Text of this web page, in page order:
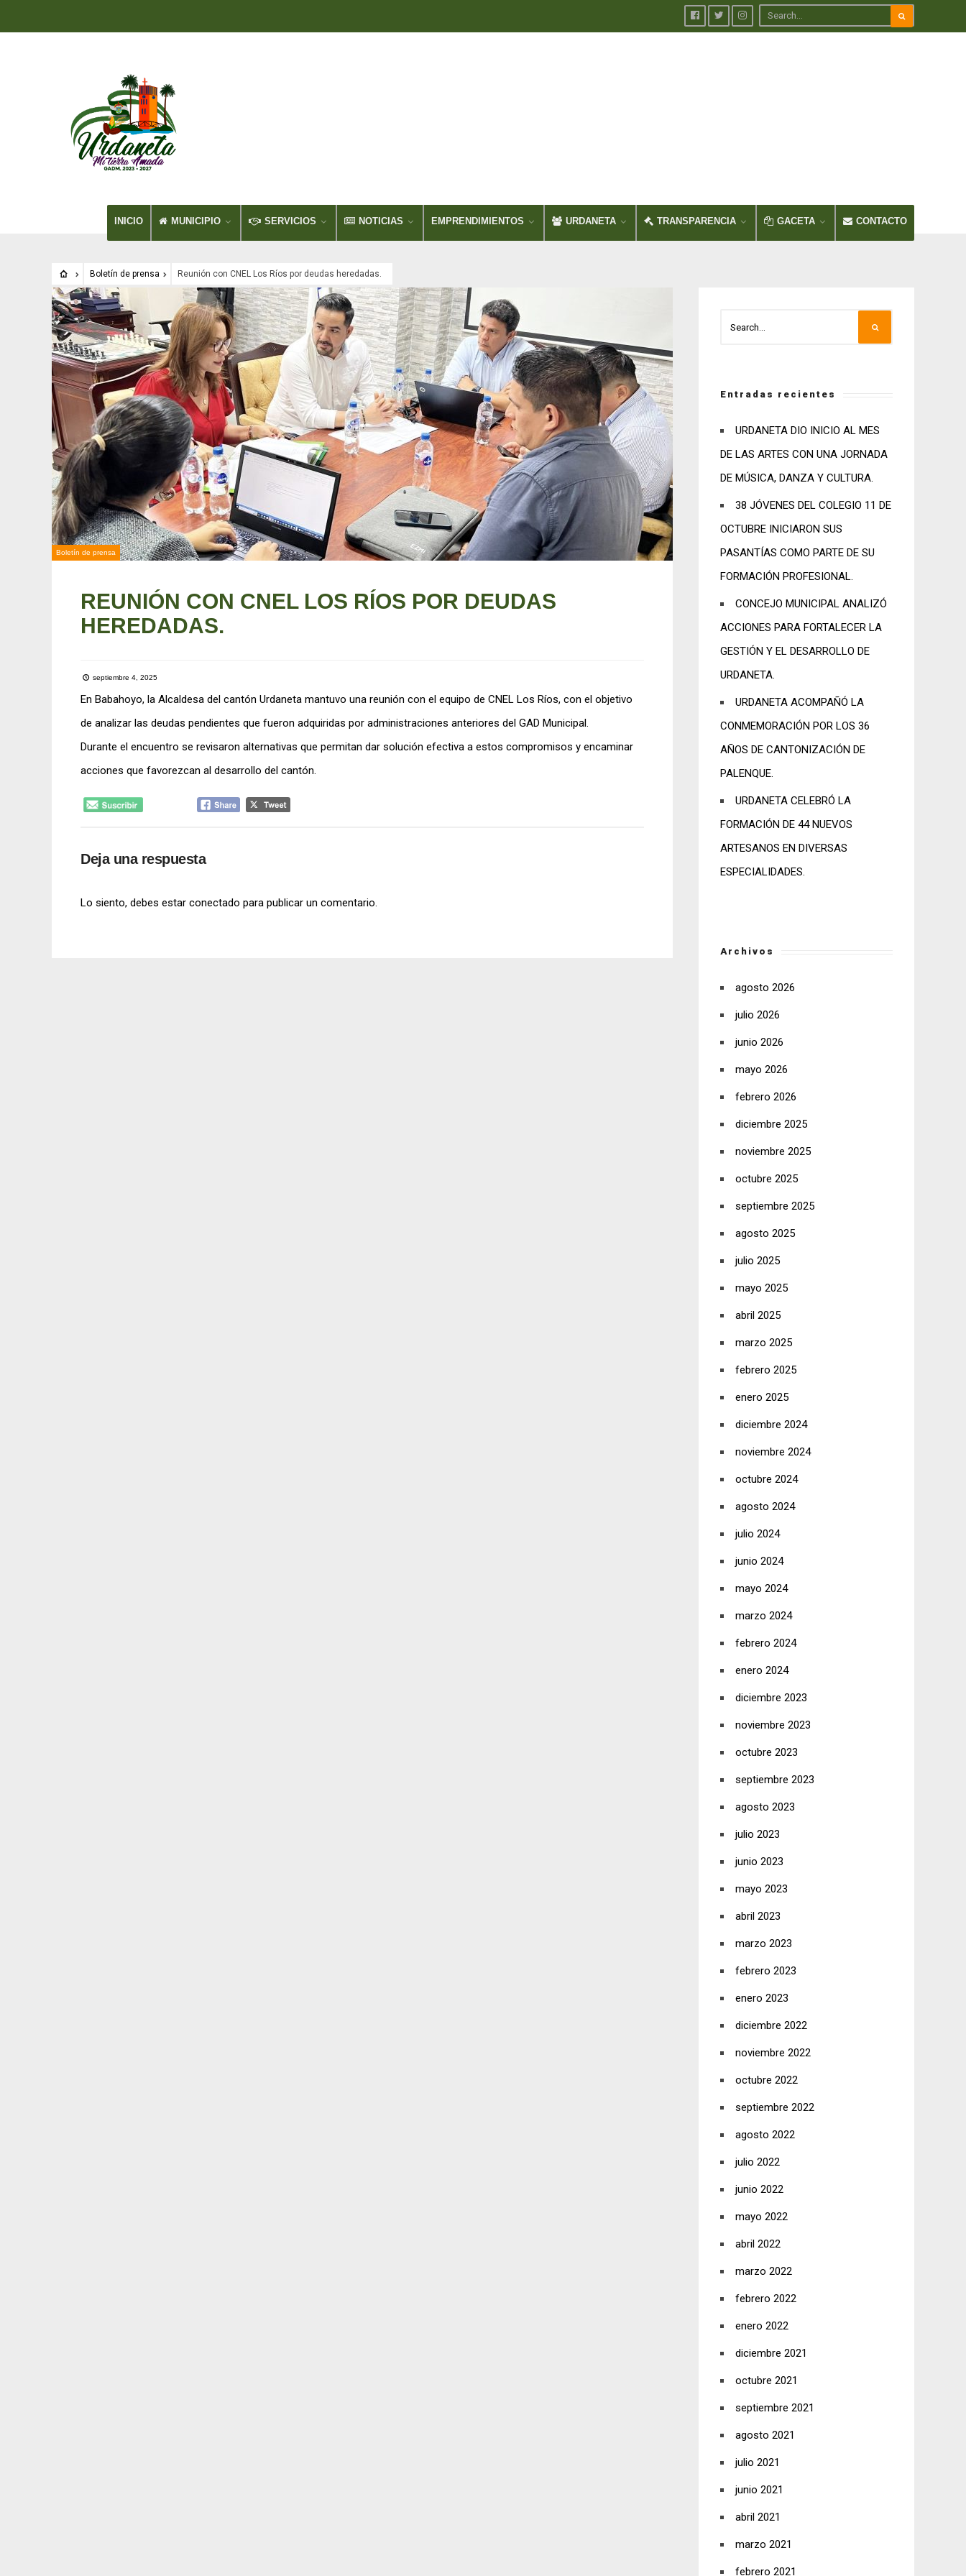
INICIO MUNICIPIO SERVICIOS NOTICIAS EMPRENDIMIENTOS URDANETA TRANSPARENCIA GACETA CONTACTO
Boletín de prensa Reunión con CNEL Los Ríos por deudas heredadas.
Boletín de prensa
REUNIÓN CON CNEL LOS RÍOS POR DEUDAS
HEREDADAS.
septiembre 4, 2025
En Babahoyo, la Alcaldesa del cantón Urdaneta mantuvo una reunión con el equipo de CNEL Los Ríos, con el objetivo
de analizar las deudas pendientes que fueron adquiridas por administraciones anteriores del GAD Municipal.
Durante el encuentro se revisaron alternativas que permitan dar solución efectiva a estos compromisos y encaminar
acciones que favorezcan al desarrollo del cantón.
Deja una respuesta
Lo siento, debes estar conectado para publicar un comentario.
Entradas recientes
URDANETA DIO INICIO AL MES
DE LAS ARTES CON UNA JORNADA
DE MÚSICA, DANZA Y CULTURA.
38 JÓVENES DEL COLEGIO 11 DE
OCTUBRE INICIARON SUS
PASANTÍAS COMO PARTE DE SU
FORMACIÓN PROFESIONAL.
CONCEJO MUNICIPAL ANALIZÓ
ACCIONES PARA FORTALECER LA
GESTIÓN Y EL DESARROLLO DE
URDANETA.
URDANETA ACOMPAÑÓ LA
CONMEMORACIÓN POR LOS 36
AÑOS DE CANTONIZACIÓN DE
PALENQUE.
URDANETA CELEBRÓ LA
FORMACIÓN DE 44 NUEVOS
ARTESANOS EN DIVERSAS
ESPECIALIDADES.
Archivos
agosto 2026
julio 2026
junio 2026
mayo 2026
febrero 2026
diciembre 2025
noviembre 2025
octubre 2025
septiembre 2025
agosto 2025
julio 2025
mayo 2025
abril 2025
marzo 2025
febrero 2025
enero 2025
diciembre 2024
noviembre 2024
octubre 2024
agosto 2024
julio 2024
junio 2024
mayo 2024
marzo 2024
febrero 2024
enero 2024
diciembre 2023
noviembre 2023
octubre 2023
septiembre 2023
agosto 2023
julio 2023
junio 2023
mayo 2023
abril 2023
marzo 2023
febrero 2023
enero 2023
diciembre 2022
noviembre 2022
octubre 2022
septiembre 2022
agosto 2022
julio 2022
junio 2022
mayo 2022
abril 2022
marzo 2022
febrero 2022
enero 2022
diciembre 2021
octubre 2021
septiembre 2021
agosto 2021
julio 2021
junio 2021
abril 2021
marzo 2021
febrero 2021